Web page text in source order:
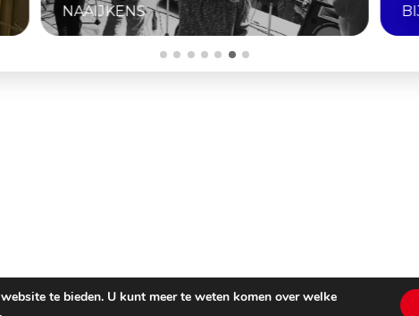
BIJZONDERE SELECTIE FESTIVALFILMS
te bieden. U kunt meer te weten komen over welke